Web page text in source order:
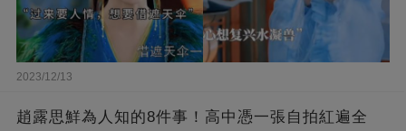
2023/12/13
趙露思鮮為人知的8件事！高中憑一張自拍紅遍全